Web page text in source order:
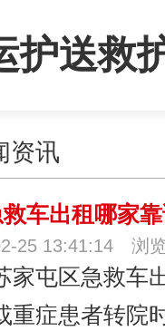
护送救
资讯
车出租哪家
25 13:41:14 浏
家屯区急救车
重症患者转院